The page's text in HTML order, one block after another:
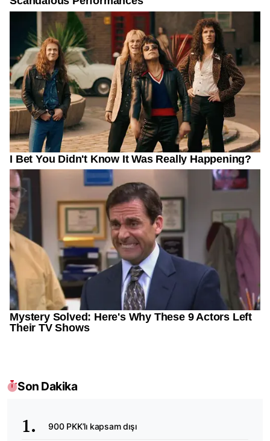
Son Dakika
900 PKK’lı kapsam dışı